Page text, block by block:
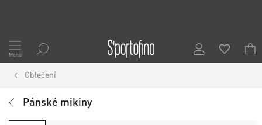
Přejít
na
obsah
Menu
Oblečení
Pánské mikiny